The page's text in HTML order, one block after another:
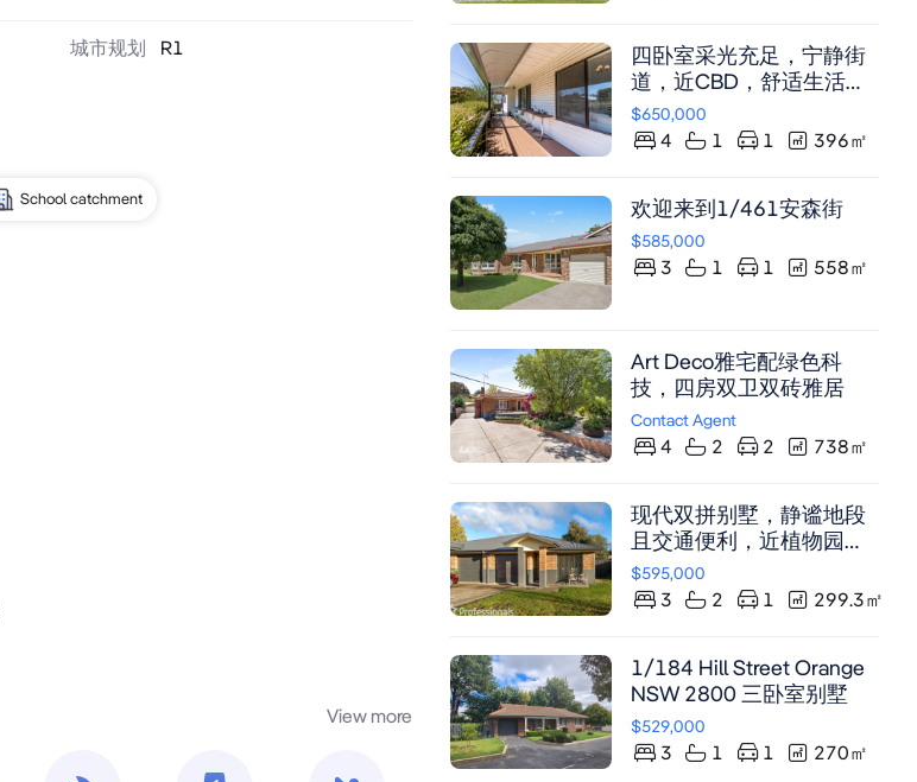
城市规划 R1
School catchment
View more
四卧室采光充足，宁静街
道，近CBD，舒适生活，
投资自住皆宜
$650,000
4 1 1 396㎡
欢迎来到1/461安森街
$585,000
3 1 1 558㎡
Art Deco雅宅配绿色科
技，四房双卫双砖雅居
Contact Agent
4 2 2 738㎡
现代双拼别墅，静谧地段
且交通便利，近植物园及
学校，适合多种买家，
2015年建，中央空调，嵌
$595,000
3 2 1 299.3㎡
1/184 Hill Street Orange
NSW 2800 三卧室别墅
$529,000
3 1 1 270㎡